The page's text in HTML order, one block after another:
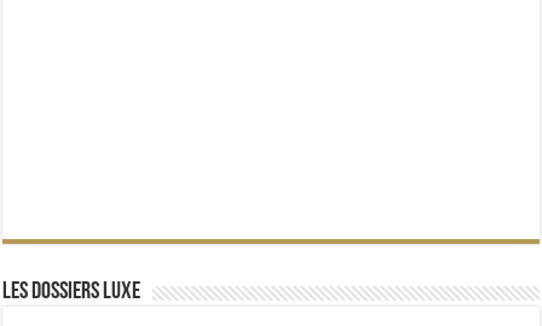
Les dossiers Luxe